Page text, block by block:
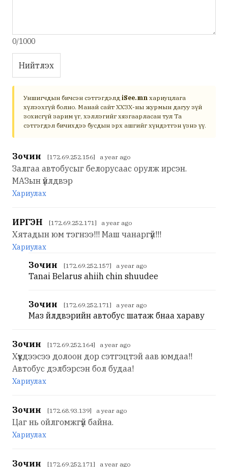
0/1000
Нийтлэх
Уншигчдын бичсэн сэтгэгдэлд iSee.mn хариуцлага
хүлээхгүй болно. Манай сайт ХХЗХ-ны журмын дагуу зүй
зохисгүй зарим үг, хэллэгийг хязгаарласан тул Та
сэтгэгдэл бичихдээ бусдын эрх ашгийг хүндэтгэн үзнэ үү.
Зочин [172.69.252.156] a year ago
Залгаа автобусыг белорусаас орулж ирсэн.
МАЗын үйлдвэр
Хариулах
ИРГЭН [172.69.252.171] a year ago
Хятадын юм тэгнээ!!! Маш чанаргүй!!!
Хариулах
Зочин [172.69.252.157] a year ago
Tanai Belarus ahiih chin shuudee
Зочин [172.69.252.171] a year ago
Маз үйлдвэрийн автобус шатаж бнаа хараву
Зочин [172.69.252.164] a year ago
Хүүхдээсээ долоон дор сэтгэцтэй аав юмдаа!!
Автобус дэлбэрсэн бол будаа!
Хариулах
Зочин [172.68.93.139] a year ago
Цаг нь ойлгомжгүй байна.
Хариулах
Зочин [172.69.252.171] a year ago